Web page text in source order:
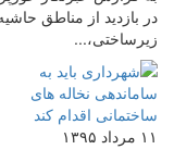
در بازدید از مناطق
زیرساختی،...
۱۱ مرداد ۱۳۹۵